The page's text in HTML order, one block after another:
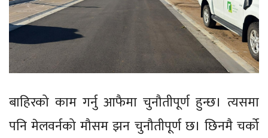
बाहिरको काम गर्नु आफैमा चुनौतीपूर्ण हुन्छ। त्यसमा
पनि मेलवर्नको मौसम झन चुनौतीपूर्ण छ। छिनमै चर्को